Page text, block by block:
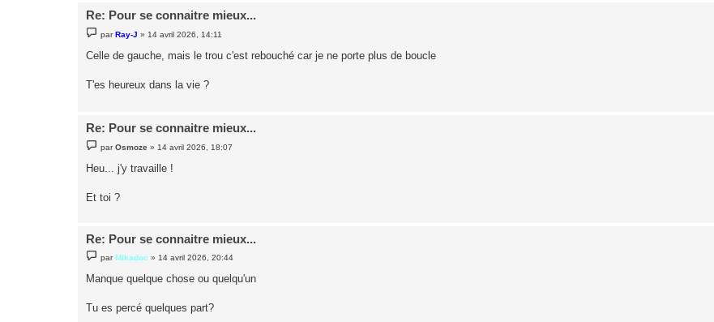
Re: Pour se connaitre mieux...
e
s
s
e
parRay-J » 14 avril 2026, 14:11
Celle de gauche, mais le trou c'est rebouché car je ne porte plus de boucle
T'es heureux dans la vie ?
Re: Pour se connaitre mieux...
e
s
e
parOsmoze » 14 avril 2026, 18:07
Heu... j'y travaille !
Et toi ?
Re: Pour se connaitre mieux...
e
s
e
par Mikadoc »14 avril 2026, 20:44
Manque quelque chose ou quelqu'un
Tu es percé quelques part?